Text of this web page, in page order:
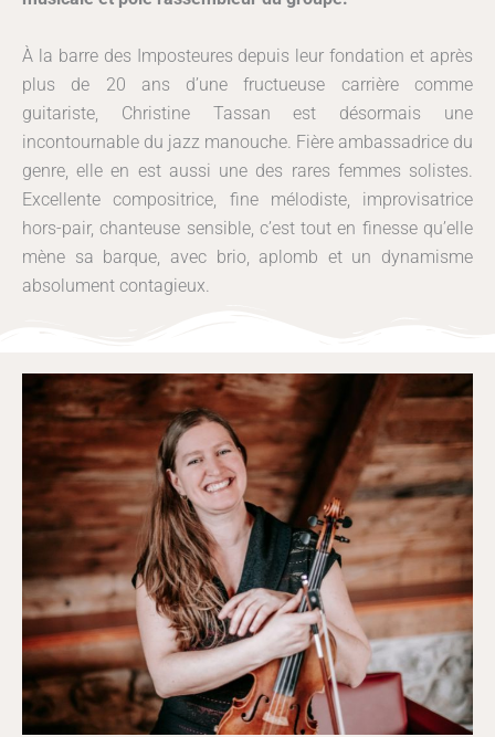
À la barre des Imposteures depuis leur fondation et après
plus de 20 ans d’une fructueuse carrière comme
guitariste, Christine Tassan est désormais une
incontournable du jazz manouche. Fière ambassadrice du
genre, elle en est aussi une des rares femmes solistes.
Excellente compositrice, fine mélodiste, improvisatrice
hors-pair, chanteuse sensible, c’est tout en finesse qu’elle
mène sa barque, avec brio, aplomb et un dynamisme
absolument contagieux.